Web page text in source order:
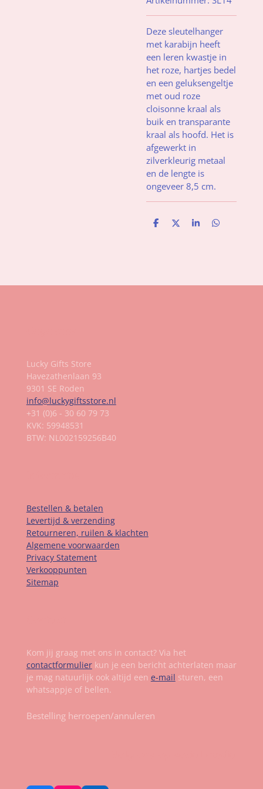
Deze sleutelhanger
met karabijn heeft
een leren kwastje in
het roze, hartjes bedel
en een geluksengeltje
met oud roze
cloisonne kraal als
buik en transparante
kraal als hoofd. Het is
afgewerkt in
zilverkleurig metaal
en de lengte is
ongeveer 8,5 cm.
D
D
S
D
Lucky Gifts Store
Havezathenlaan 93
9301 SE Roden
info@luckygiftsstore.nl
+31 (0)6 - 30 60 79 73
KVK: 59948531
BTW: NL002159256B40
Bestellen & betalen
Levertijd & verzending
Retourneren, ruilen & klachten
Algemene voorwaarden
Privacy Statement
Verkooppunten
Sitemap
Kom jij graag met ons in contact? Via het
contactformulierkun je een bericht achterlaten maar
je mag natuurlijk ook altijd een e-mail sturen, een
whatsappje of bellen.
Bestelling herroepen/annuleren